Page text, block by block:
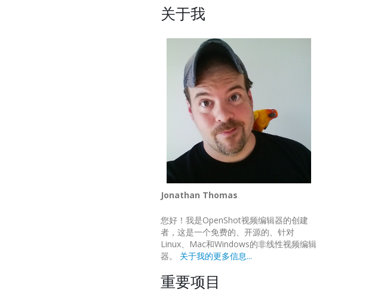
关于我
Jonathan Thomas
您好！我是OpenShot视频编辑器的创建
者，这是一个免费的、开源的、针对
Linux、Mac和Windows的非线性视频编辑
器。 关于我的更多信息...
重要项目